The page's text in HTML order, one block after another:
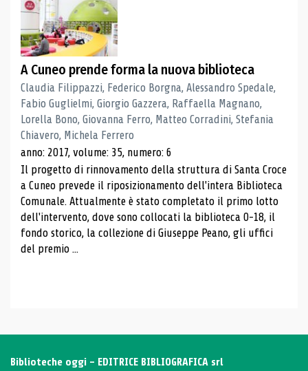
A Cuneo prende forma la nuova biblioteca
Claudia Filippazzi, Federico Borgna, Alessandro Spedale,
Fabio Guglielmi, Giorgio Gazzera, Raffaella Magnano,
Lorella Bono, Giovanna Ferro, Matteo Corradini, Stefania
Chiavero, Michela Ferrero
anno: 2017, volume: 35, numero: 6
Il progetto di rinnovamento della struttura di Santa Croce
a Cuneo prevede il riposizionamento dell'intera Biblioteca
Comunale. Attualmente è stato completato il primo lotto
dell'intervento, dove sono collocati la biblioteca 0-18, il
fondo storico, la collezione di Giuseppe Peano, gli uffici
del premio ...
Biblioteche oggi - EDITRICE BIBLIOGRAFICA srl